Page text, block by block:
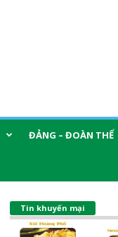
ĐẢNG – ĐOÀN THỂ
Tin khuyến mại